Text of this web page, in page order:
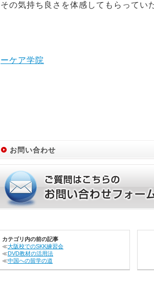
その気持ち良さを体感してもらってい
ーケア学院
お問い合わせ
カテゴリ内の前の記事
≪大阪校でのSKK練習会
≪DVD教材の活用法
≪中国への留学の道